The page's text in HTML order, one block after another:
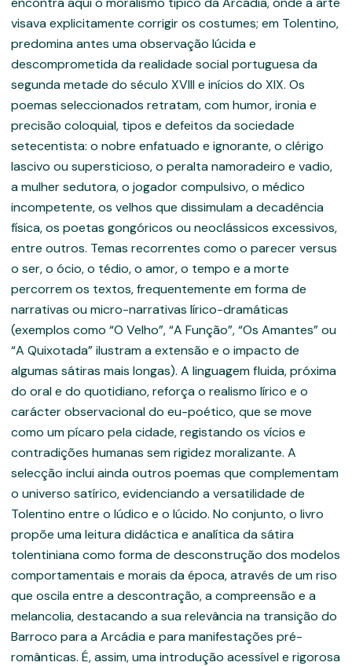
visava explicitamente corrigir os costumes; em Tolentino,
predomina antes uma observação lúcida e
descomprometida da realidade social portuguesa da
segunda metade do século XVIII e inícios do XIX. Os
poemas seleccionados retratam, com humor, ironia e
precisão coloquial, tipos e defeitos da sociedade
setecentista: o nobre enfatuado e ignorante, o clérigo
lascivo ou supersticioso, o peralta namoradeiro e vadio,
a mulher sedutora, o jogador compulsivo, o médico
incompetente, os velhos que dissimulam a decadência
física, os poetas gongóricos ou neoclássicos excessivos,
entre outros. Temas recorrentes como o parecer versus
o ser, o ócio, o tédio, o amor, o tempo e a morte
percorrem os textos, frequentemente em forma de
narrativas ou micro-narrativas lírico-dramáticas
(exemplos como “O Velho”, “A Função”, “Os Amantes” ou
“A Quixotada” ilustram a extensão e o impacto de
algumas sátiras mais longas). A linguagem fluida, próxima
do oral e do quotidiano, reforça o realismo lírico e o
carácter observacional do eu-poético, que se move
como um pícaro pela cidade, registando os vícios e
contradições humanas sem rigidez moralizante. A
selecção inclui ainda outros poemas que complementam
o universo satírico, evidenciando a versatilidade de
Tolentino entre o lúdico e o lúcido. No conjunto, o livro
propõe uma leitura didáctica e analítica da sátira
tolentiniana como forma de desconstrução dos modelos
comportamentais e morais da época, através de um riso
que oscila entre a descontração, a compreensão e a
melancolia, destacando a sua relevância na transição do
Barroco para a Arcádia e para manifestações pré-
românticas. É, assim, uma introdução acessível e rigorosa